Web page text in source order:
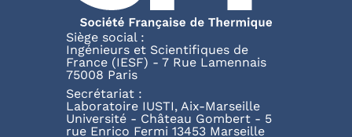
Siège social :
Ingénieurs et Scientifiques de
France (IESF) - 7 Rue Lamennais
75008 Paris
Secrétariat :
Laboratoire IUSTI, Aix-Marseille
Université - Château Gombert - 5
rue Enrico Fermi 13453 Marseille